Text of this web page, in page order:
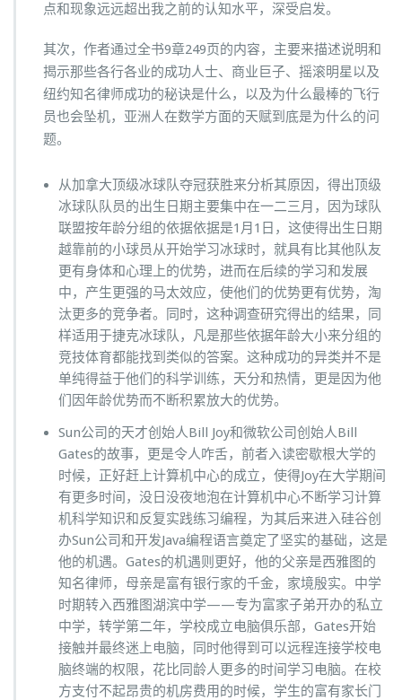
点和现象远远超出我之前的认知水平，深受启发。
其次，作者通过全书9章249页的内容，主要来描述说明和
揭示那些各行各业的成功人士、商业巨子、摇滚明星以及
纽约知名律师成功的秘诀是什么，以及为什么最棒的飞行
员也会坠机，亚洲人在数学方面的天赋到底是为什么的问
题。
从加拿大顶级冰球队夺冠获胜来分析其原因，得出顶级
冰球队队员的出生日期主要集中在一二三月，因为球队
联盟按年龄分组的依据依据是1月1日，这使得出生日期
越靠前的小球员从开始学习冰球时，就具有比其他队友
更有身体和心理上的优势，进而在后续的学习和发展
中，产生更强的马太效应，使他们的优势更有优势，淘
汰更多的竞争者。同时，这种调查研究得出的结果，同
样适用于捷克冰球队，凡是那些依据年龄大小来分组的
竞技体育都能找到类似的答案。这种成功的异类并不是
单纯得益于他们的科学训练，天分和热情，更是因为他
们因年龄优势而不断积累放大的优势。
Sun公司的天才创始人Bill Joy和微软公司创始人Bill
Gates的故事，更是令人咋舌，前者入读密歇根大学的
时候，正好赶上计算机中心的成立，使得Joy在大学期间
有更多时间，没日没夜地泡在计算机中心不断学习计算
机科学知识和反复实践练习编程，为其后来进入硅谷创
办Sun公司和开发Java编程语言奠定了坚实的基础，这是
他的机遇。Gates的机遇则更好，他的父亲是西雅图的
知名律师，母亲是富有银行家的千金，家境殷实。中学
时期转入西雅图湖滨中学——专为富家子弟开办的私立
中学，转学第二年，学校成立电脑俱乐部，Gates开始
接触并最终迷上电脑，同时他得到可以远程连接学校电
脑终端的权限，花比同龄人更多的时间学习电脑。在校
方支付不起昂贵的机房费用的时候，学生的富有家长门